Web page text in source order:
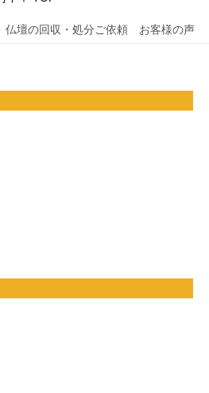
仏壇の回収・処分ご依頼 お客様の声